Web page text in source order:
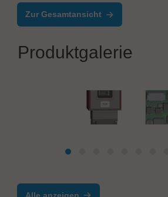
Zur Gesamtansicht
Produktgalerie